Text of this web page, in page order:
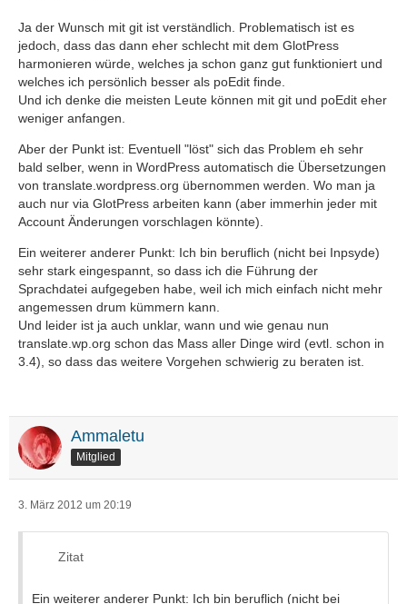
Ja der Wunsch mit git ist verständlich. Problematisch ist es
jedoch, dass das dann eher schlecht mit dem GlotPress
harmonieren würde, welches ja schon ganz gut funktioniert und
welches ich persönlich besser als poEdit finde.
Und ich denke die meisten Leute können mit git und poEdit eher
weniger anfangen.
Aber der Punkt ist: Eventuell "löst" sich das Problem eh sehr
bald selber, wenn in WordPress automatisch die Übersetzungen
von translate.wordpress.org übernommen werden. Wo man ja
auch nur via GlotPress arbeiten kann (aber immerhin jeder mit
Account Änderungen vorschlagen könnte).
Ein weiterer anderer Punkt: Ich bin beruflich (nicht bei Inpsyde)
sehr stark eingespannt, so dass ich die Führung der
Sprachdatei aufgegeben habe, weil ich mich einfach nicht mehr
angemessen drum kümmern kann.
Und leider ist ja auch unklar, wann und wie genau nun
translate.wp.org schon das Mass aller Dinge wird (evtl. schon in
3.4), so dass das weitere Vorgehen schwierig zu beraten ist.
Ammaletu
Mitglied
3. März 2012 um 20:19
Zitat
Ein weiterer anderer Punkt: Ich bin beruflich (nicht bei